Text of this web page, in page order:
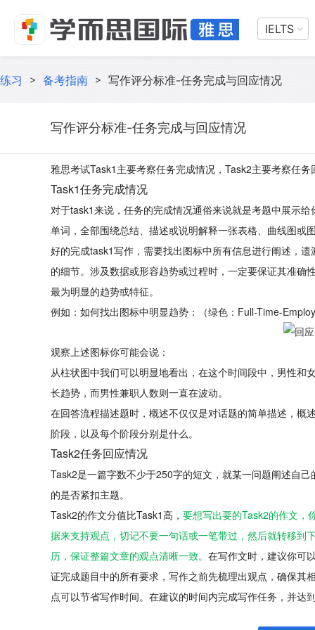
IELTS
练习 > 备考指南 > 写作评分标准-任务完成与回应情况
写作评分标准-任务完成与回应情况
写作评分标准-任务完成与回应情况
雅思考试Task1主要考察任务完成情况，Task2主要考察任务
Task1任务完成情况
对于task1来说，任务的完成情况通俗来说就是考题中展示
单词，全部围绕总结、描述或说明解释一张表格、曲线图
好的完成task1写作，需要找出图标中所有信息进行阐述，
的细节。涉及数据或形容趋势或过程时，一定要保证其准
最为明显的趋势或特征。
例如：如何找出图标中明显趋势：（绿色：Full-Time-
观察上述图标你可能会说：
从柱状图中我们可以明显地看出，在这个时间段中，男性
长趋势，而男性兼职人数则一直在波动。
在回答流程描述题时，概述不仅仅是对话题的简单描述，
阶段，以及每个阶段分别是什么。
Task2任务回应情况
Task2是一篇字数不少于250字的短文，就某一问题阐述自
的是否紧扣主题。
Task2的作文分值比Task1高， 要想写出要的Task2的作文，
据来支持观点，切记不要一句话或一笔带过，然后就转移
历，保证整篇文章的观点清晰一致。 在写作文时，建议你可
证完成题目中的所有要求，写作之前先梳理出观点，确保
点可以节省写作时间。在建议的时间内完成写作任务，并达